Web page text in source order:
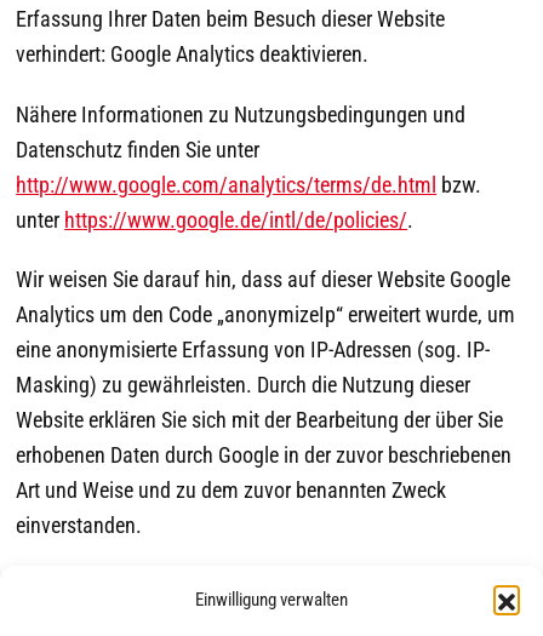
Einwilligung verwalten
Erfassung Ihrer Daten beim Besuch dieser Website
verhindert: Google Analytics deaktivieren.
Nähere Informationen zu Nutzungsbedingungen und
Datenschutz finden Sie unter
http://www.google.com/analytics/terms/de.html bzw.
unter https://www.google.de/intl/de/policies/.
Wir weisen Sie darauf hin, dass auf dieser Website Google
Analytics um den Code „anonymizeIp“ erweitert wurde, um
eine anonymisierte Erfassung von IP-Adressen (sog. IP-
Masking) zu gewährleisten. Durch die Nutzung dieser
Website erklären Sie sich mit der Bearbeitung der über Sie
erhobenen Daten durch Google in der zuvor beschriebenen
Art und Weise und zu dem zuvor benannten Zweck
einverstanden.
www.datenschutzbeauftragter-info.de